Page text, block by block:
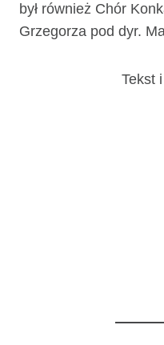
był również Chór
Grzegorza pod dyr.
Tekst